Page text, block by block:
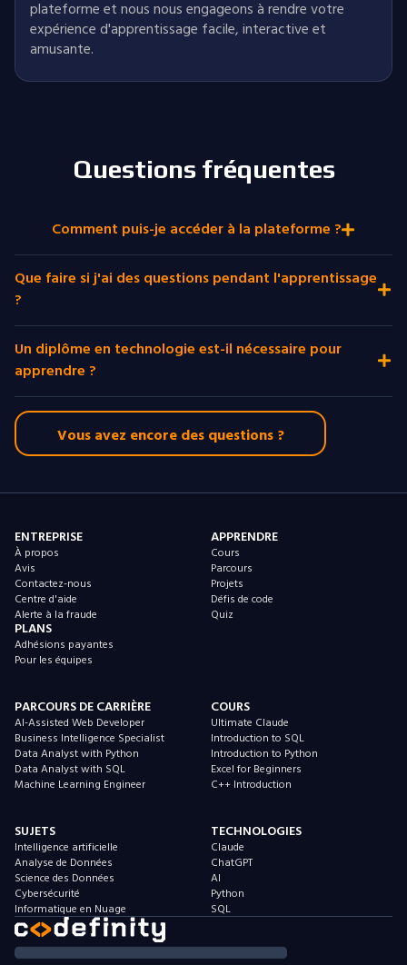
plateforme et nous nous engageons à rendre votre
expérience d'apprentissage facile, interactive et
amusante.
Questions fréquentes
Comment puis-je accéder à la plateforme ?
Que faire si j'ai des questions pendant l'apprentissage
?
Un diplôme en technologie est-il nécessaire pour
apprendre ?
Vous avez encore des questions ?
ENTREPRISE
À propos
Avis
Contactez-nous
Centre d'aide
Alerte à la fraude
PLANS
Adhésions payantes
Pour les équipes
APPRENDRE
Cours
Parcours
Projets
Défis de code
Quiz
PARCOURS DE CARRIÈRE
AI-Assisted Web Developer
Business Intelligence Specialist
Data Analyst with Python
Data Analyst with SQL
Machine Learning Engineer
COURS
Ultimate Claude
Introduction to SQL
Introduction to Python
Excel for Beginners
C++ Introduction
SUJETS
Intelligence artificielle
Analyse de Données
Science des Données
Cybersécurité
Informatique en Nuage
TECHNOLOGIES
Claude
ChatGPT
AI
Python
SQL